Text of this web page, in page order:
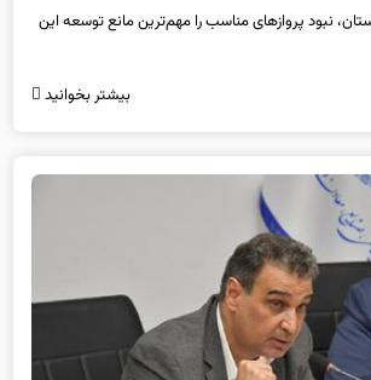
نبود پروازهای مناسب را مهم‌ترین مانع توسعه این
بیشتر بخوانید